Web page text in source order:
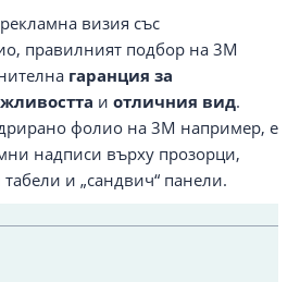
визия със
правилният подбор на 3M
гаранция за
и отличния вид.
фолио на 3M например, е
надписи върху прозорци,
и „сандвич“ панели.